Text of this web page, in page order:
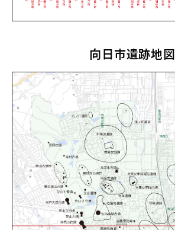
向日市遺跡地図